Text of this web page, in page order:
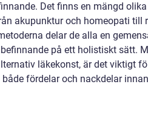
Det finns en mängd
akupunktur och homeopati till
delar de alla en
på ett holistiskt sätt.
läkekonst, är det viktigt
fördelar och nackdelar